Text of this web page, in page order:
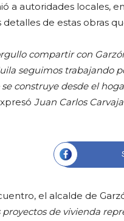
a autoridades locales,
de estas obras
compartir con
seguimos trabajando
construye desde el
Juan Carlos
el alcalde de
proyectos de vivienda